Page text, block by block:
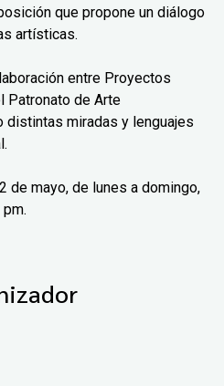
que propone un diálogo
artísticas.
entre Proyectos
Patronato de Arte
distintas miradas y lenguajes
de mayo, de lunes a domingo,